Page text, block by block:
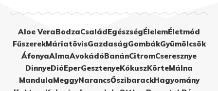
Aloe VeraBodzaCsaládEgészségÉlelemÉletmód
FűszerekMáriatövisGazdaságGombákGyümölcsök
ÁfonyaAlmaAvokádóBanánCitromCseresznye
DinnyeDióEperGesztenyeKókuszKörteMálna
MandulaMeggyNarancsŐszibarackHagyomány